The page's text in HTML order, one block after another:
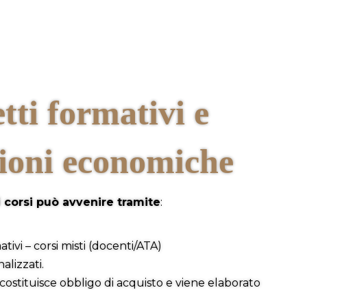
formativi e
economiche
corsi può avvenire tramite:
– corsi misti (docenti/ATA)
obbligo di acquisto e viene elaborato